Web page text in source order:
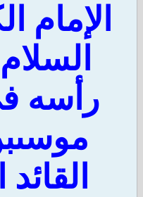
السلام،
رأسه
القائد